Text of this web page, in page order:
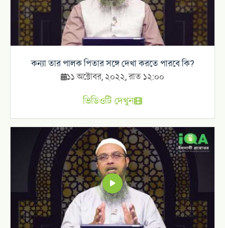
কন্যা তার পালক পিতার সঙ্গে দেখা করতে পারবে কি?
১১ অক্টোবর, ২০২২, রাত ১২:০০
ভিডিওটি দেখুন